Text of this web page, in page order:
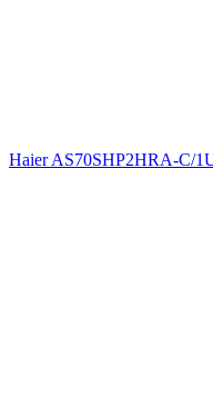
Haier AS70SHP2HRA-C/